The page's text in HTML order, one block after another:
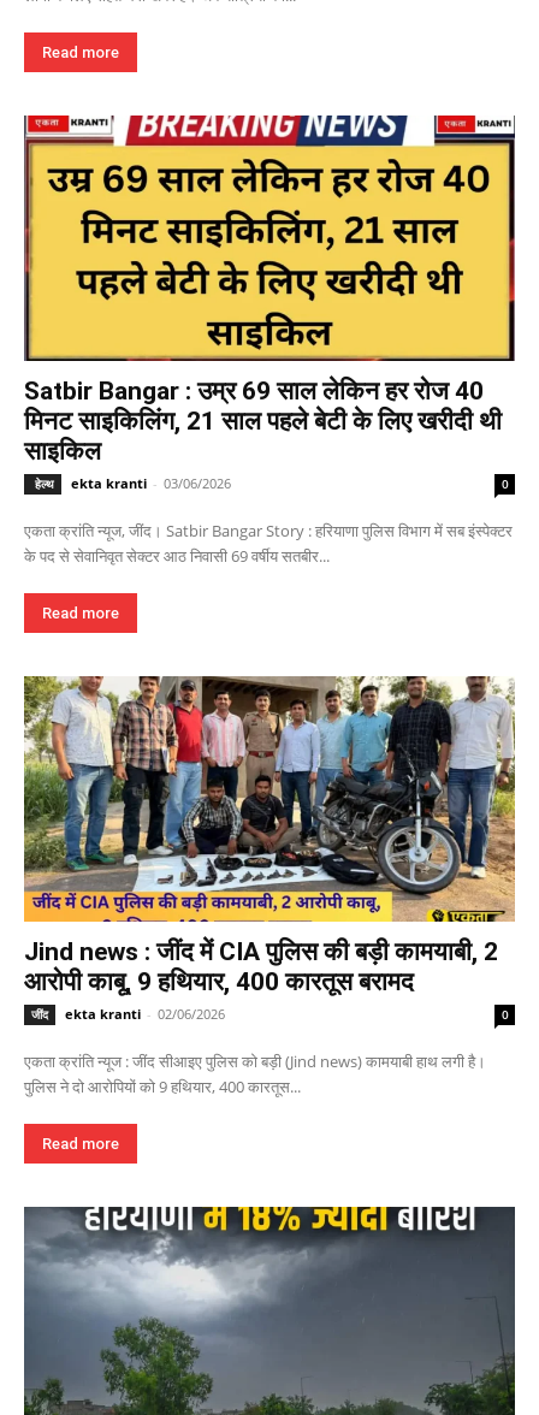
Read more
Satbir Bangar : उम्र 69 साल लेकिन हर रोज 40
मिनट साइकिलिंग, 21 साल पहले बेटी के लिए खरीदी थी
साइकिल
हेल्थ ekta kranti - 03/06/2026 0
एकता क्रांति न्यूज, जींद। Satbir Bangar Story : हरियाणा पुलिस विभाग में सब इंस्पेक्टर
के पद से सेवानिवृत सेक्टर आठ निवासी 69 वर्षीय सतबीर...
Read more
Jind news : जींद में CIA पुलिस की बड़ी कामयाबी, 2
आरोपी काबू, 9 हथियार, 400 कारतूस बरामद
जींद ekta kranti - 02/06/2026 0
एकता क्रांति न्यूज : जींद सीआइए पुलिस को बड़ी (Jind news) कामयाबी हाथ लगी है।
पुलिस ने दो आरोपियों को 9 हथियार, 400 कारतूस...
Read more